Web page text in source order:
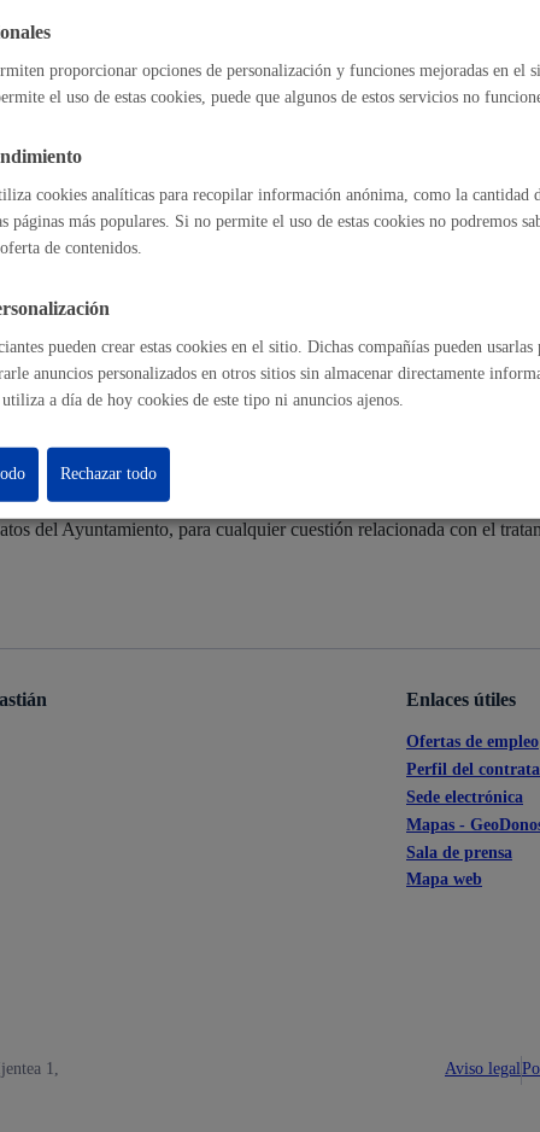
legalmente y que sean de aplicación en el ámbito de este tratamiento.
tienen derecho a obtener confirmación sobre si el
a solicitar:
datos personales.
de sus datos cuando, entre otros motivos, los datos ya no sean
del tratamiento de sus datos, en cuyo caso, sólo serán conservados
al tratamiento de sus datos, en cuyo caso, el Ayuntamiento dejará
de posibles reclamaciones.
ejercitarsevía on line o presencial ante el Ayuntamiento, como
de sus derechos no ha sido debidamente atendida o atendido, podrá
C/ Beato Tomás de Zumárraga, 71 – 3ª planta - 01008 Vitoria-
del Ayuntamiento, para cualquier cuestión relacionada con el
Enlaces útiles
Ofertas de empleo
Perfil del
Sede electrónica
Mapas -
Sala de prensa
Mapa web
1,
Aviso legal
proporcionar opciones de personalización y funciones mejoradas en el
el uso de estas cookies, puede que algunos de estos servicios no
cookies analíticas para recopilar información anónima, como la cantidad
páginas más populares. Si no permite el uso de estas cookies no podremos
de contenidos.
pueden crear estas cookies en el sitio. Dichas compañías pueden
anuncios personalizados en otros sitios sin almacenar directamente
a día de hoy cookies de este tipo ni anuncios ajenos.
Rechazar todo